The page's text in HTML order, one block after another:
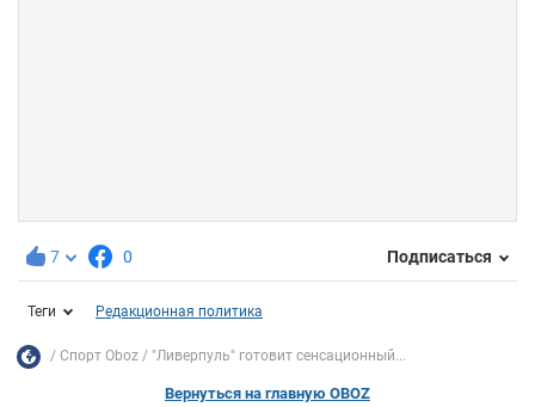
7 0 Подписаться
Теги Редакционная политика
Спорт Oboz "Ливерпуль" готовит сенсационный...
Вернуться на главную OBOZ